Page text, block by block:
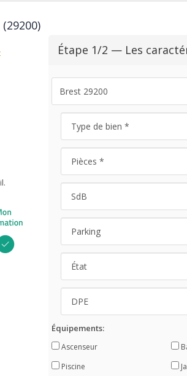
Étape 1/2 — Les
Équipements:
Ascenseur
Piscine